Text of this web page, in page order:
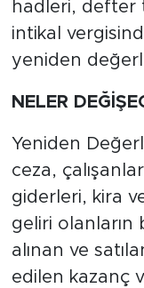
hadleri, defter
intikal
yeniden
NELER
Yeniden
ceza,
giderleri, kira
geliri olanların
alınan ve
edilen kazanç